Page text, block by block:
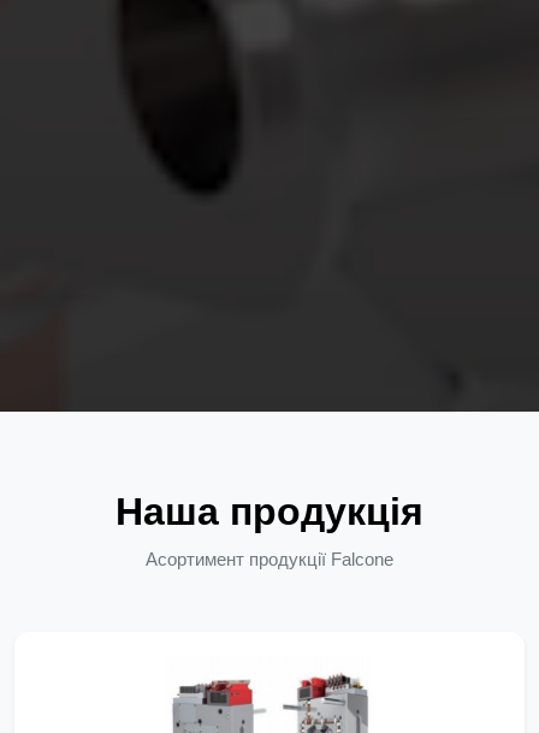
Наша продукція
Асортимент продукції Falcone